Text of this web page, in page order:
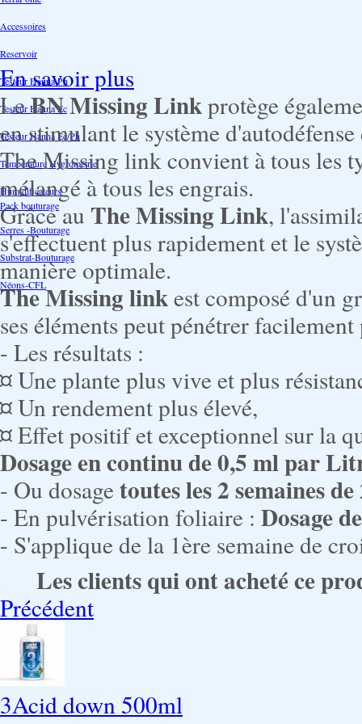
Accessoires
Reservoir
Testeur Hanna Ph
Testeur Hanna Ec
Testeur Hanna Ec/Ph
Température Hygrométrie
Humidificateurs
Pack bouturage
Serres -Bouturage
Substrat-Bouturage
Néons-CFL
En savoir plus
LeBN Missing Linkprotège
en stimulant le système
The Missing link convient à tous les
mélangé à tous les engrais.
Grâce au The Missing Link,
s'effectuent plus rapidement et le
manière optimale.
The Missing linkest composé d'un
ses éléments peut pénétrer
- Les résultats :
¤ Une plante plus vive et plus
¤ Un rendement plus élevé,
¤ Effet positif et exceptionnel sur la
Dosage en continu de 0,5 ml par
- Ou dosagetoutes les 2 semaines
- En pulvérisation foliaire : Dosage
- S'applique de la 1ère semaine de
Les clients qui ont acheté ce
Précédent
3Acid down 500ml